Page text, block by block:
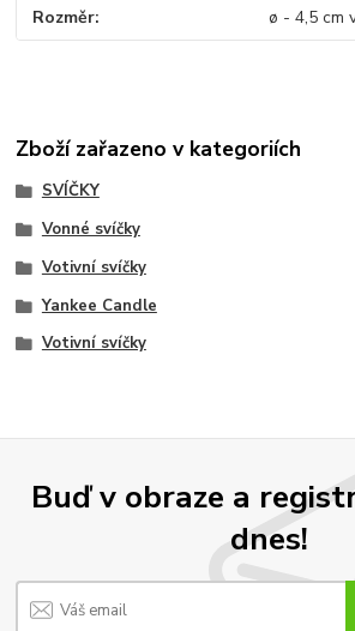
Rozměr ø - 4,5 cm
Zboží zařazeno v kategoriích
SVÍČKY
Vonné svíčky
Votivní svíčky
Yankee Candle
Votivní svíčky
Buď v obraze a
dnes!